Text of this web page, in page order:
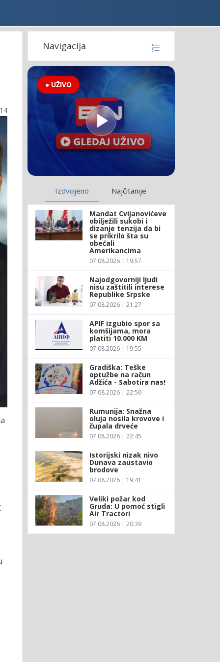
Navigacija
● UŽIVO
Izdvojeno Najčitanije
Mandat Cvijanovićeve
obilježili sukobi i
dizanje tenzija da bi
se prikrilo šta su
obećali
Amerikancima
07.08.2026 | 19:57
Najodgovorniji ljudi
nisu zaštitili interese
Republike Srpske
07.08.2026 | 21:27
APIF izgubio spor sa
komšijama, mora
platiti 10.000 KM
07.08.2026 | 19:55
Gradiška: Teške
optužbe na račun
Adžića - Sabotira nas!
07.08.2026 | 22:56
Rumunija: Snažna
oluja nosila krovove i
čupala drveće
07.08.2026 | 22:45
Istorijski nizak nivo
Dunava zaustavio
brodove
07.08.2026 | 19:41
Veliki požar kod
Gruda: U pomoć stigli
Air Tractori
07.08.2026 | 20:39